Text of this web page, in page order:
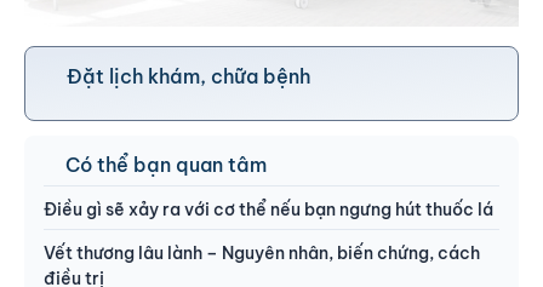
Đặt lịch khám, chữa bệnh
Có thể bạn quan tâm
Điều gì sẽ xảy ra với cơ thể nếu bạn ngưng hút thuốc lá
Vết thương lâu lành – Nguyên nhân, biến chứng, cách
điều trị